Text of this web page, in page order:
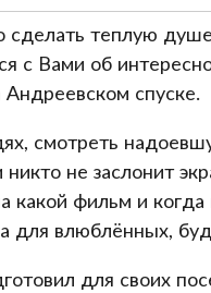
теплую
с Вами об
спуске.
смотреть
не заслонит
фильм и когда
для влюблённых,
для своих